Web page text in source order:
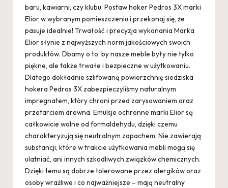
baru, kawiarni, czy klubu. Postaw hoker Pedros 3X marki
Elior w wybranym pomieszczeniu i przekonaj się, że
pasuje idealnie! Trwałość i precyzja wykonania Marka
Elior słynie z najwyższych norm jakościowych swoich
produktów. Dbamy o to, by nasze meble były nie tylko
piękne, ale także trwałe i bezpieczne w użytkowaniu.
Dlatego dokładnie szlifowaną powierzchnię siedziska
hokera Pedros 3X zabezpieczyliśmy naturalnym
impregnatem, który chroni przed zarysowaniem oraz
przetarciem drewna. Emulsje ochronne marki Elior są
całkowicie wolne od formaldehydu, dzięki czemu
charakteryzują się neutralnym zapachem. Nie zawierają
substancji, które w trakcie użytkowania mebli mogą się
ulatniać, ani innych szkodliwych związków chemicznych.
Dzięki temu są dobrze tolerowane przez alergików oraz
osoby wrażliwe i co najważniejsze – mają neutralny